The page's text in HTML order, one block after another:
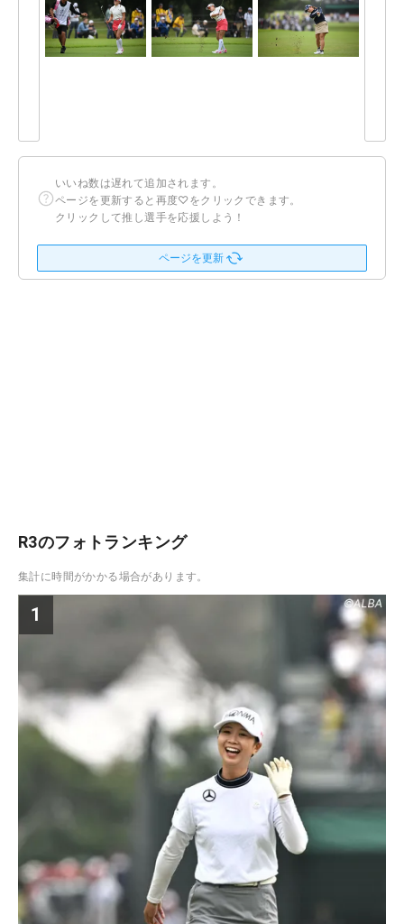
いいね数は遅れて追加されます。
ページを更新すると再度♡をクリックできます。
クリックして推し選手を応援しよう！
ページを更新
R3のフォトランキング
集計に時間がかかる場合があります。
1